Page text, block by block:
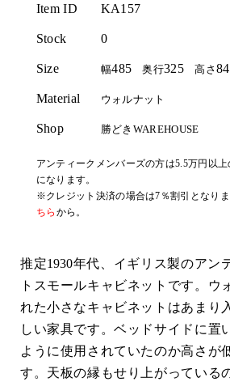
Item ID KA157
Stock 0
Size 幅485 奥行325高さ
Material ウォルナット
Shop 勝どきWAREHOUSE
アンティークメンバーズの方は5.5万円以上
になります。
※クレジット決済の場合は7％割引となり
ちら から。
推定1930年代、イギリス製のアン
トスモールキャビネットです。ウ
れた小さなキャビネットはあまり
しい家具です。ベッドサイドに置
ように使用されていたのか高さが
す。天板の縁もせり上がっている